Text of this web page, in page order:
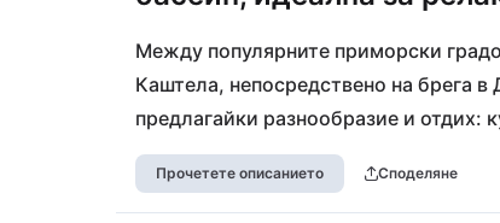
Между популярните приморски
Каштела, непосредствено на брега
предлагайки разнообразие и отдих:
впечатлят, а брегът предлага
които са особено популярни сред
Прочетете описанието Споделяне